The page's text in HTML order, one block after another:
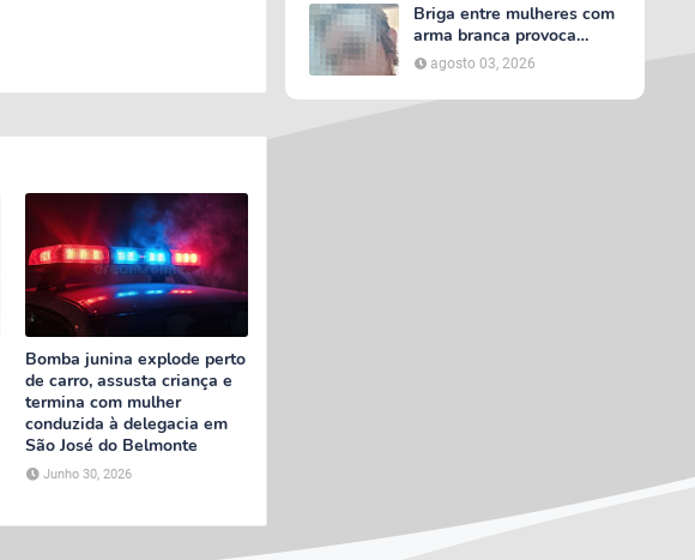
Bomba junina explode perto
de carro, assusta criança e
termina com mulher
conduzida à delegacia em
São José do Belmonte
Junho 30, 2026
vítima
Briga entre mulheres com
arma branca provoca
tumulto em loja no bairro
AABB, em Serra Talhada
agosto 03, 2026